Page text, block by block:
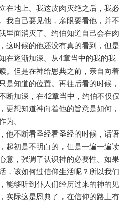
在地上。我这皮肉灭绝之后，我必
自己要见他，亲眼要看他，并不
里面消灭了。约伯知道自己会在肉
这时候的他还没有真的看到，但是
在逐渐加深。从4章当中的我的我
。但是在神给恩典之前，亲自向着
是知道的位置。再往后看的时候，
断加深，在42章当中，约伯不仅仅
更想知道神向着他的旨意是如何，
为。
他不断看圣经看圣经的时候，话语
起初是不明白的，但是一遍一遍读
意，强调了认识神的必要性。如果
，该如何过信仰生活呢？所以我们
能够听到仆人们经历过来的神的见
实际这是恩典了，在信仰的路上有